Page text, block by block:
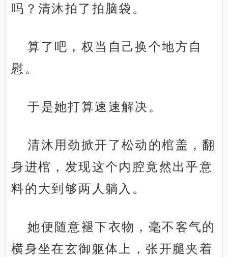
吗？清沐拍了拍脑袋。
算了吧，权当自己换个地方自
慰。
于是她打算速速解决。
清沐用劲掀开了松动的棺盖，翻
身进棺，发现这个内腔竟然出乎意
料的大到够两人躺入。
她便随意褪下衣物，毫不客气的
横身坐在玄御躯体上，张开腿夹着